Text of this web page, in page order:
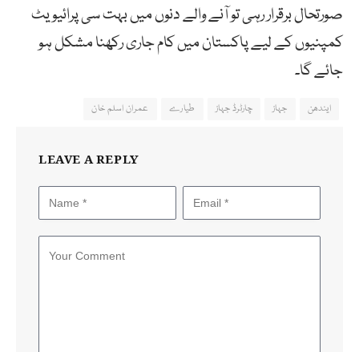
صورتحال برقرار رہی تو آنے والے دنوں میں بہت سی پرائیویٹ
کمپنیوں کے لیے پاکستان میں کام جاری رکھنا مشکل ہو
جائے گا۔
ایندھن جہاز چارٹرڈ جہاز طیارے عمران اسلم خان
LEAVE A REPLY